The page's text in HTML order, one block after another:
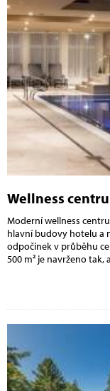
Wellness
Moderní wellness
hlavní budovy hotelu a
odpočinek v průběhu
500 m² je navrženo tak,